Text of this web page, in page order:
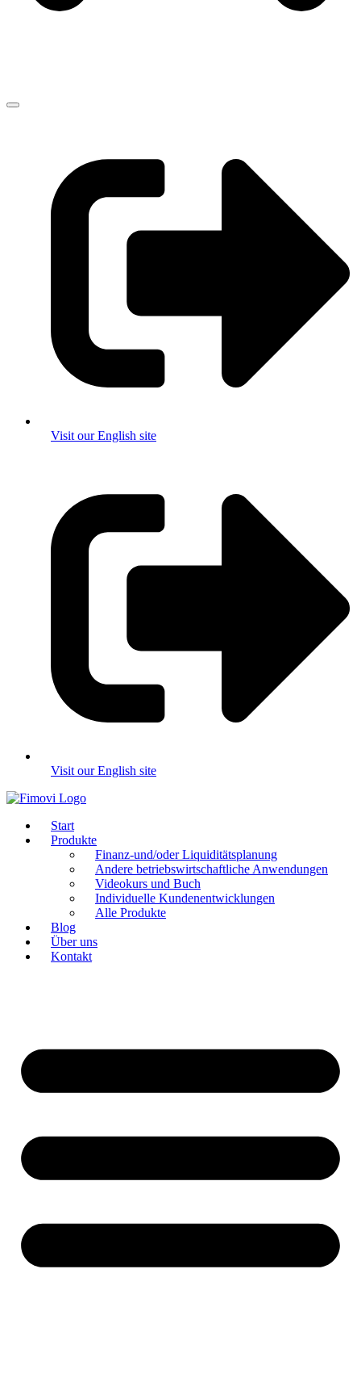
Visit our English site
Visit our English site
Start
Produkte
Finanz-und/oder Liquiditätsplanung
Andere betriebswirtschaftliche Anwendungen
Videokurs und Buch
Individuelle Kundenentwicklungen
Alle Produkte
Blog
Über uns
Kontakt